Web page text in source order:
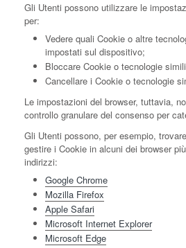
Gli Utenti possono utilizzare le
per:
Vedere quali Cookie o altre
impostati sul dispositivo;
Bloccare Cookie o tecnologie
Cancellare i Cookie o tecnologie
Le impostazioni del browser, tuttavia,
controllo granulare del consenso per
Gli Utenti possono, per esempio,
gestire i Cookie in alcuni dei browser
indirizzi:
Google Chrome
Mozilla Firefox
Apple Safari
Microsoft Internet Explorer
Microsoft Edge